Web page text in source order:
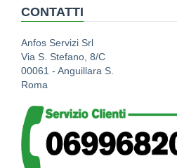
CONTATTI
Anfos Servizi Srl
Via S. Stefano, 8/C
00061 - Anguillara S.
Roma